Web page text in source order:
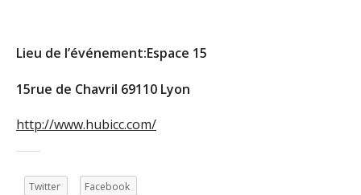
Lieu de l’événement:Espace 15
15rue de Chavril 69110 Lyon
http://www.hubicc.com/
Twitter Facebook